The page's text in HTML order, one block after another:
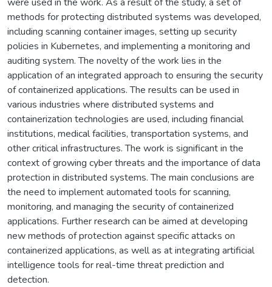
methods for protecting distributed systems was developed,
including scanning container images, setting up security
policies in Kubernetes, and implementing a monitoring and
auditing system. The novelty of the work lies in the
application of an integrated approach to ensuring the security
of containerized applications. The results can be used in
various industries where distributed systems and
containerization technologies are used, including financial
institutions, medical facilities, transportation systems, and
other critical infrastructures. The work is significant in the
context of growing cyber threats and the importance of data
protection in distributed systems. The main conclusions are
the need to implement automated tools for scanning,
monitoring, and managing the security of containerized
applications. Further research can be aimed at developing
new methods of protection against specific attacks on
containerized applications, as well as at integrating artificial
intelligence tools for real-time threat prediction and
detection.